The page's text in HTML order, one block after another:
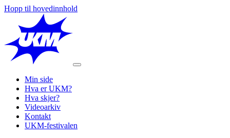
Hopp til hovedinnhold
Min side
Hva er UKM?
Hva skjer?
Videoarkiv
Kontakt
UKM-festivalen